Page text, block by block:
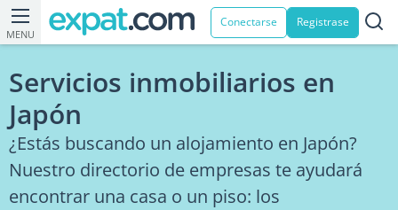
MENU
Conectarse Registrase
Servicios inmobiliarios en
Japón
¿Estás buscando un alojamiento en Japón?
Nuestro directorio de empresas te ayudará
encontrar una casa o un piso: los